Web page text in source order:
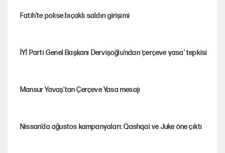
Fatih’te polise bıçaklı saldırı girişimi
İYİ Parti Genel Başkanı Dervişoğlu'ndan ‘çerçeve yasa’ tepkisi
Mansur Yavaş’tan Çerçeve Yasa mesajı
Nissan’da ağustos kampanyaları: Qashqai ve Juke öne çıktı